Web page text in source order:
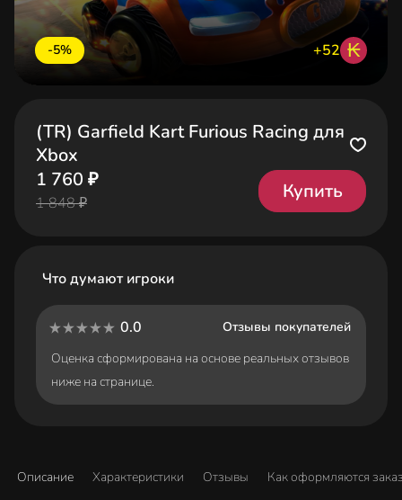
-5% +52 ₭
(TR) Garfield Kart Furious Racing для
Xbox
1 760 ₽
1 848 ₽
Купить
Что думают игроки
0.0
Отзывы покупателей
Оценка сформирована на основе реальных отзывов
ниже на странице.
Описание Характеристики Отзывы Как оформляются